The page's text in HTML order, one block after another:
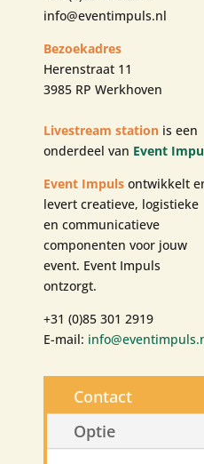
info@eventimpuls.nl
Bezoekadres
Herenstraat 11
3985 RP Werkhoven
Livestream station is een
onderdeel van Event
Event Impuls ontwikkelt
levert creatieve, logistieke
en communicatieve
componenten voor jouw
event. Event Impuls
ontzorgt.
+31 (0)85 301 2919
E-mail:
Contact
Optie